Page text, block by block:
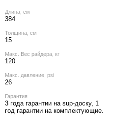
Длина, см
384
Толщина, см
15
Макс. Вес райдера, кг
120
Макс. давление, psi
26
Гарантия
3 года гарантии на sup-доску, 1
год гарантии на комплектующие.